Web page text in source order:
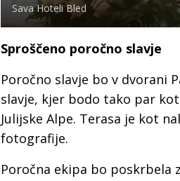
Sava Hoteli Bled
Sproščeno poročno slavje
Poročno slavje bo v dvorani
slavje, kjer bodo tako par
Julijske Alpe. Terasa je kot
fotografije.
Poročna ekipa bo poskrbela